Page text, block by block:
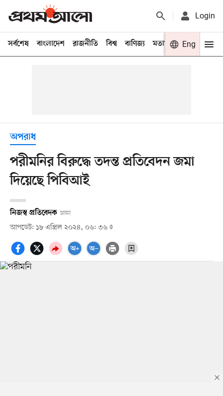
Login
সর্বশেষ বাংলাদেশ রাজনীতি বিশ্ব বাণিজ্য মতামত খেলা
Eng
অপরাধ
পরীমনির বিরুদ্ধে তদন্ত প্রতিবেদন জমা
দিয়েছে পিবিআই
নিজস্ব প্রতিবেদক ঢাকা
আপডেট: ১৮ এপ্রিল ২০২৪, ০৬: ৩৬